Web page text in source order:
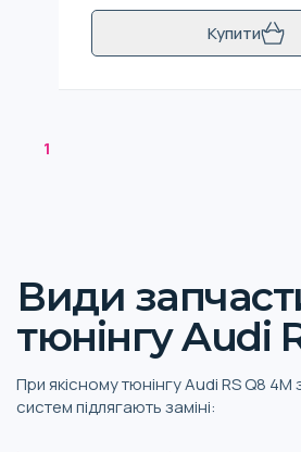
Купити
1
Види
тюнінгу Audi
При якісному тюнінгу Audi RS Q8 4M
систем підлягають заміні: